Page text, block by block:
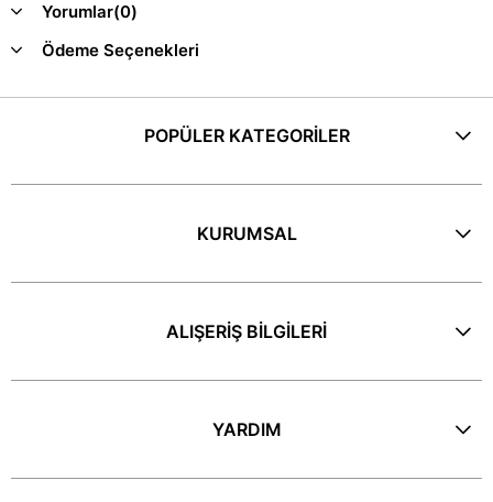
Yorumlar(0)
Ödeme Seçenekleri
POPÜLER KATEGORİLER
KURUMSAL
ALIŞERİŞ BİLGİLERİ
YARDIM